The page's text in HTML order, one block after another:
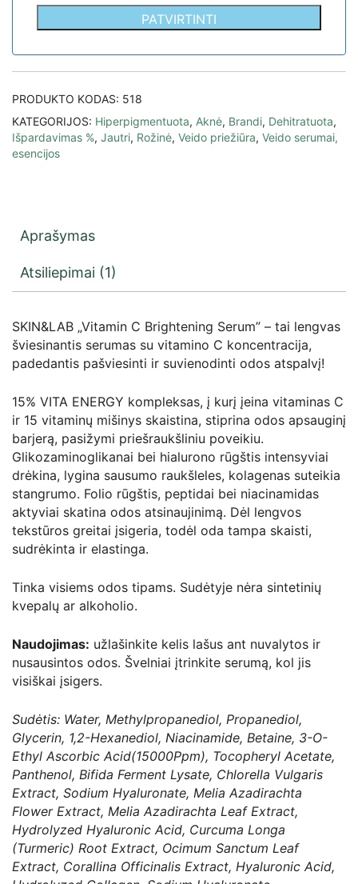
PATVIRTINTI
PRODUKTO KODAS: 518
KATEGORIJOS: Hiperpigmentuota, Aknė, Brandi, Dehitratuota,
Išpardavimas %, Jautri, Rožinė, Veido priežiūra, Veido serumai,
esencijos
Aprašymas
Atsiliepimai (1)
SKIN&LAB „Vitamin C Brightening Serum” – tai lengvas
šviesinantis serumas su vitamino C koncentracija,
padedantis pašviesinti ir suvienodinti odos atspalvį!
15% VITA ENERGY kompleksas, į kurį įeina vitaminas C
ir 15 vitaminų mišinys skaistina, stiprina odos apsauginį
barjerą, pasižymi priešraukšliniu poveikiu.
Glikozaminoglikanai bei hialurono rūgštis intensyviai
drėkina, lygina sausumo raukšleles, kolagenas suteikia
stangrumo. Folio rūgštis, peptidai bei niacinamidas
aktyviai skatina odos atsinaujinimą. Dėl lengvos
tekstūros greitai įsigeria, todėl oda tampa skaisti,
sudrėkinta ir elastinga.
Tinka visiems odos tipams. Sudėtyje nėra sintetinių
kvepalų ar alkoholio.
Naudojimas: užlašinkite kelis lašus ant nuvalytos ir
nusausintos odos. Švelniai įtrinkite serumą, kol jis
visiškai įsigers.
Sudėtis: Water, Methylpropanediol, Propanediol,
Glycerin, 1,2-Hexanediol, Niacinamide, Betaine, 3-O-
Ethyl Ascorbic Acid(15000Ppm), Tocopheryl Acetate,
Panthenol, Bifida Ferment Lysate, Chlorella Vulgaris
Extract, Sodium Hyaluronate, Melia Azadirachta
Flower Extract, Melia Azadirachta Leaf Extract,
Hydrolyzed Hyaluronic Acid, Curcuma Longa
(Turmeric) Root Extract, Ocimum Sanctum Leaf
Extract, Corallina Officinalis Extract, Hyaluronic Acid,